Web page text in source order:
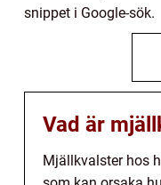
snippet i Google-sök.
Vad är
Mjällkvalster hos